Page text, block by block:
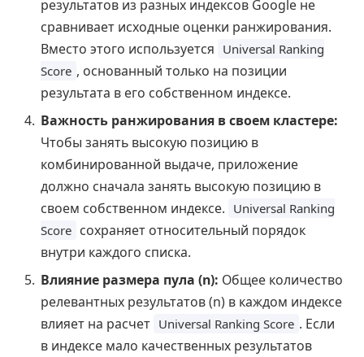
результатов из разных индексов Google не
сравнивает исходные оценки ранжирования.
Вместо этого используется Universal Ranking
Score , основанный только на позиции
результата в его собственном индексе.
Важность ранжирования в своем кластере:
Чтобы занять высокую позицию в
комбинированной выдаче, приложение
должно сначала занять высокую позицию в
своем собственном индексе. Universal Ranking
Score сохраняет относительный порядок
внутри каждого списка.
Влияние размера пула (n): Общее количество
релевантных результатов (n) в каждом индексе
влияет на расчет Universal Ranking Score . Если
в индексе мало качественных результатов